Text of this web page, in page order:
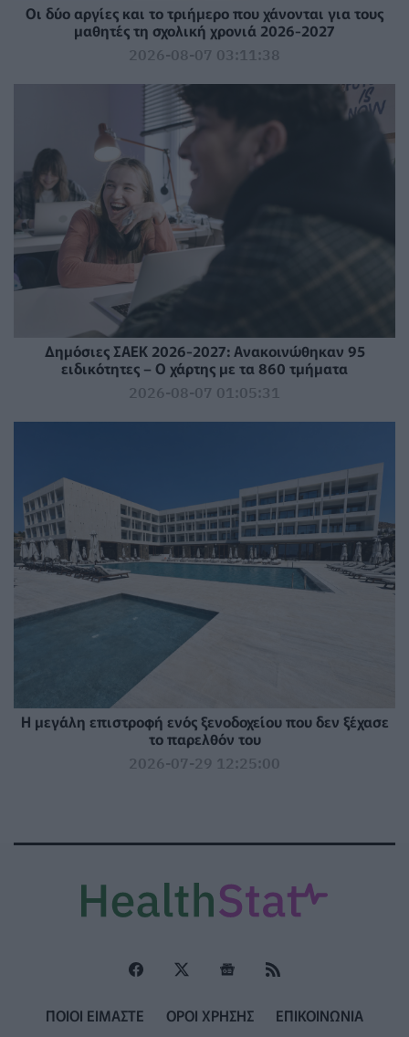
Οι δύο αργίες και το τριήμερο που χάνονται για τους
μαθητές τη σχολική χρονιά 2026-2027
2026-08-07 03:11:38
Δημόσιες ΣΑΕΚ 2026-2027: Ανακοινώθηκαν 95
ειδικότητες – Ο χάρτης με τα 860 τμήματα
2026-08-07 01:05:31
Η μεγάλη επιστροφή ενός ξενοδοχείου που δεν ξέχασε
το παρελθόν του
2026-07-29 12:25:00
ΠΟΙΟΙ ΕΙΜΑΣΤΕ ΟΡΟΙ ΧΡΗΣΗΣ ΕΠΙΚΟΙΝΩΝΙΑ